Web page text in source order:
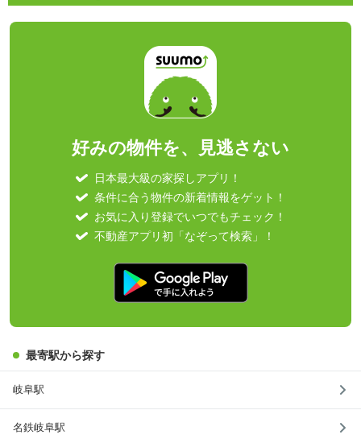
好みの物件を、見逃さない
日本最大級の家探しアプリ！
条件に合う物件の新着情報をゲット！
お気に入り登録でいつでもチェック！
不動産アプリ初「なぞって検索」！
最寄駅から探す
岐阜駅
名鉄岐阜駅